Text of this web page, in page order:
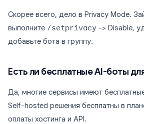
Скорее всего, дело в Privacy Mode.
выполните /setprivacy -> Disable,
добавьте бота в группу.
Есть ли бесплатные AI-боты
Да, многие сервисы имеют
Self-hosted решения бесплатны в
оплаты хостинга и API.